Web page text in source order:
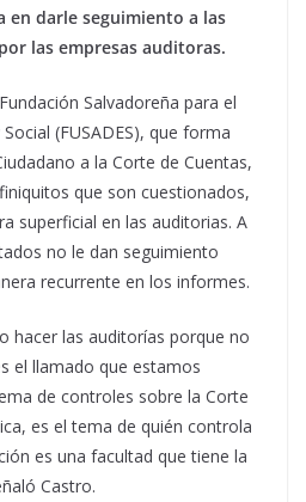
en darle seguimiento a las
las empresas auditoras.
Salvadoreña para el
(FUSADES), que forma
a la Corte de Cuentas,
que son cuestionados,
superficial en las auditorias. A
no le dan seguimiento
recurrente en los informes.
hacer las auditorías porque no
el llamado que estamos
de controles sobre la Corte
es el tema de quién controla
es una facultad que tiene la
Castro.